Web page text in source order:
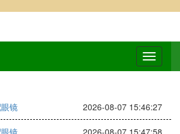
镜 2026-08-07 15:46:27
镜 2026-08-07 15:47:58